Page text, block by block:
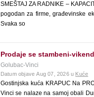
SMEŠTAJ ZA RADNIKE –
pogodan za firme, građevinske
Svaka so
Prodaje se stambeni-
Golubac-Vinci
Datum objave Aug 07, 2026 u Kuće
Gostinjska kuća KRAPUC Na
Vinci se nalaze na samoj obali